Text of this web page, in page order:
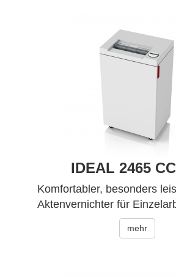
IDEAL 2465
Komfortabler, besonders
Aktenvernichter für
mehr